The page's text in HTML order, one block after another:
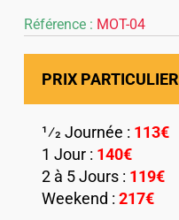
Référence : MOT-04
PRIX PARTICULIER
1⁄2 Journée : 113€
1 Jour : 140€
2 à 5 Jours : 119€
Weekend : 217€